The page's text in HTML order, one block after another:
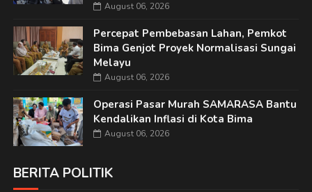
August 06, 2026
Percepat Pembebasan Lahan, Pemkot
Bima Genjot Proyek Normalisasi Sungai
Melayu
August 06, 2026
Operasi Pasar Murah SAMARASA Bantu
Kendalikan Inflasi di Kota Bima
August 06, 2026
BERITA POLITIK